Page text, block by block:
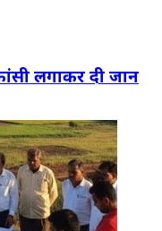
लगाकर दी जान